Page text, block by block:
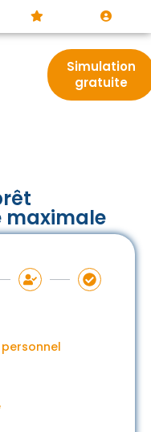
Simulation
gratuite
maximale
personnel